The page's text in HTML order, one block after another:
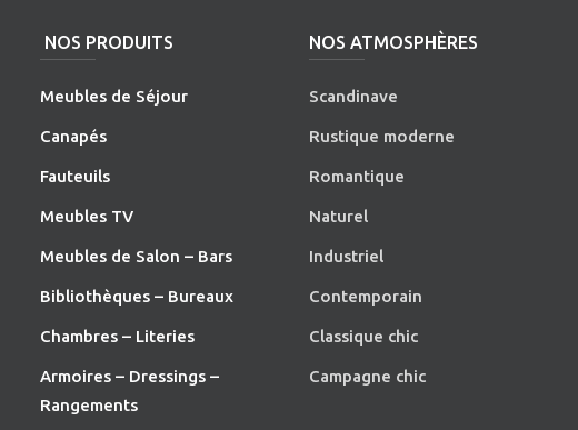
NOS PRODUITS
Meubles de Séjour
Canapés
Fauteuils
Meubles TV
Meubles de Salon – Bars
Bibliothèques – Bureaux
Chambres – Literies
Armoires – Dressings –
Rangements
NOS ATMOSPHÈRES
Scandinave
Rustique moderne
Romantique
Naturel
Industriel
Contemporain
Classique chic
Campagne chic